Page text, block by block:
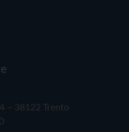
– 38122 Trento